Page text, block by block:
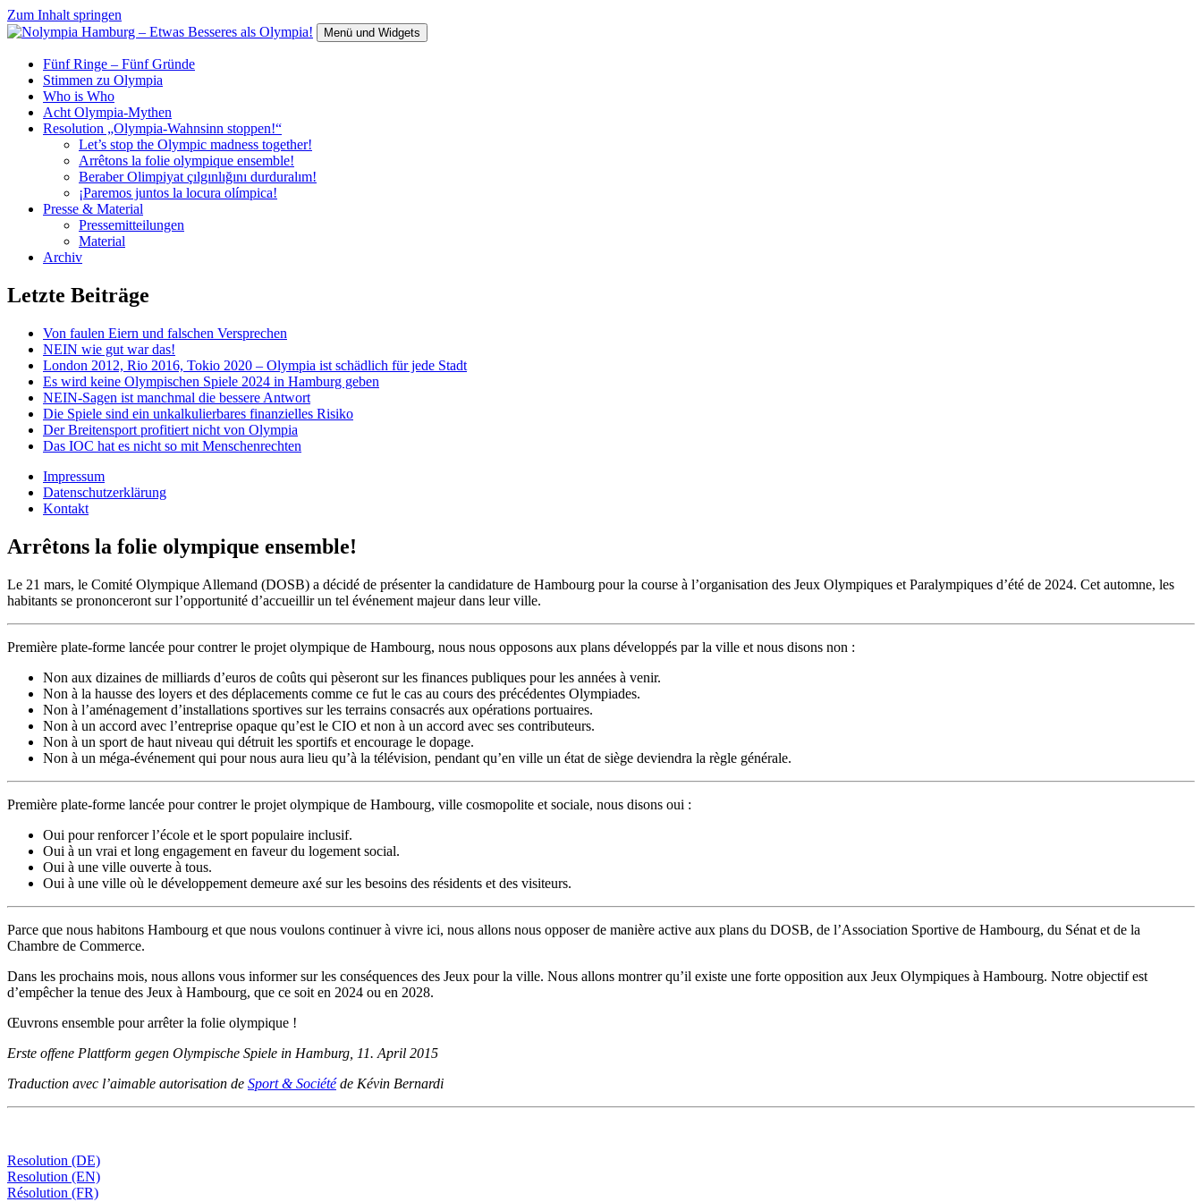
Zum Inhalt springen
Menü und Widgets
Fünf Ringe – Fünf Gründe
Stimmen zu Olympia
Who is Who
Acht Olympia-Mythen
Resolution „Olympia-Wahnsinn stoppen!“
Let’s stop the Olympic madness together!
Arrêtons la folie olympique ensemble!
Beraber Olimpiyat çılgınlığını durduralım!
¡Paremos juntos la locura olímpica!
Presse & Material
Pressemitteilungen
Material
Archiv
Letzte Beiträge
Von faulen Eiern und falschen Versprechen
NEIN wie gut war das!
London 2012, Rio 2016, Tokio 2020 – Olympia ist schädlich für jede Stadt
Es wird keine Olympischen Spiele 2024 in Hamburg geben
NEIN-Sagen ist manchmal die bessere Antwort
Die Spiele sind ein unkalkulierbares finanzielles Risiko
Der Breitensport profitiert nicht von Olympia
Das IOC hat es nicht so mit Menschenrechten
Impressum
Datenschutzerklärung
Kontakt
Arrêtons la folie olympique ensemble!
Le 21 mars, le Comité Olympique Allemand (DOSB) a décidé de présenter la candidature de Hambourg pour la course à l’organisation des Jeux Olympiques et Paralympiques d’été de 2024. Cet automne, les
habitants se prononceront sur l’opportunité d’accueillir un tel événement majeur dans leur ville.
Première plate-forme lancée pour contrer le projet olympique de Hambourg, nous nous opposons aux plans développés par la ville et nous disons non :
Non aux dizaines de milliards d’euros de coûts qui pèseront sur les finances publiques pour les années à venir.
Non à la hausse des loyers et des déplacements comme ce fut le cas au cours des précédentes Olympiades.
Non à l’aménagement d’installations sportives sur les terrains consacrés aux opérations portuaires.
Non à un accord avec l’entreprise opaque qu’est le CIO et non à un accord avec ses contributeurs.
Non à un sport de haut niveau qui détruit les sportifs et encourage le dopage.
Non à un méga-événement qui pour nous aura lieu qu’à la télévision, pendant qu’en ville un état de siège deviendra la règle générale.
Première plate-forme lancée pour contrer le projet olympique de Hambourg, ville cosmopolite et sociale, nous disons oui :
Oui pour renforcer l’école et le sport populaire inclusif.
Oui à un vrai et long engagement en faveur du logement social.
Oui à une ville ouverte à tous.
Oui à une ville où le développement demeure axé sur les besoins des résidents et des visiteurs.
Parce que nous habitons Hambourg et que nous voulons continuer à vivre ici, nous allons nous opposer de manière active aux plans du DOSB, de l’Association Sportive de Hambourg, du Sénat et de la
Chambre de Commerce.
Dans les prochains mois, nous allons vous informer sur les conséquences des Jeux pour la ville. Nous allons montrer qu’il existe une forte opposition aux Jeux Olympiques à Hambourg. Notre objectif est
d’empêcher la tenue des Jeux à Hambourg, que ce soit en 2024 ou en 2028.
Œuvrons ensemble pour arrêter la folie olympique !
Erste offene Plattform gegen Olympische Spiele in Hamburg, 11. April 2015
Traduction avec l’aimable autorisation de Sport & Sociétéde Kévin Bernardi
Resolution (DE)
Resolution (EN)
Résolution (FR)